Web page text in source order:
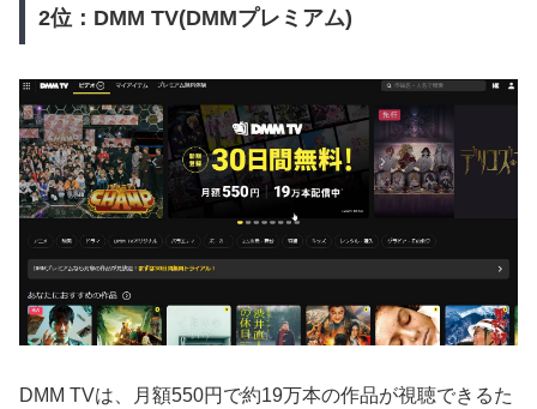
2位：DMM TV(DMMプレミアム)
DMM TVは、月額550円で約19万本の作品が視聴できるた